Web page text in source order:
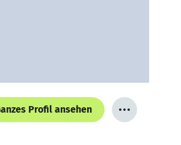
Profil ansehen